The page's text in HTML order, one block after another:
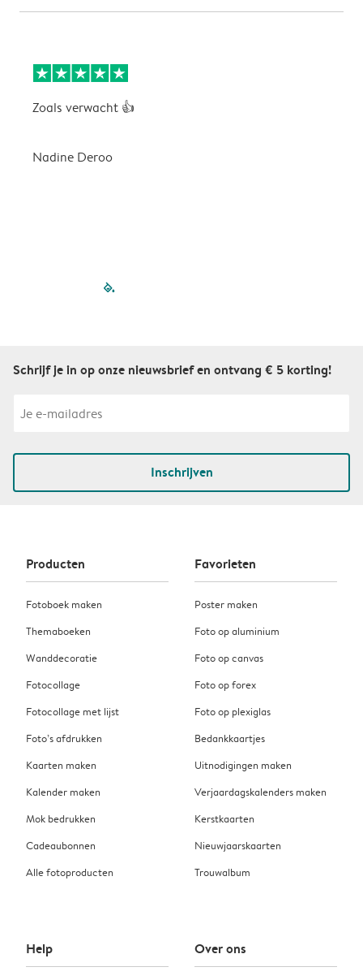
Zoals verwacht 👍
Nadine Deroo
filled-pagination
Schrijf je in op onze nieuwsbrief en ontvang € 5 korting!
Inschrijven
Producten
Fotoboek maken
Themaboeken
Wanddecoratie
Fotocollage
Fotocollage met lijst
Foto’s afdrukken
Kaarten maken
Kalender maken
Mok bedrukken
Cadeaubonnen
Alle fotoproducten
Favorieten
Poster maken
Foto op aluminium
Foto op canvas
Foto op forex
Foto op plexiglas
Bedankkaartjes
Uitnodigingen maken
Verjaardagskalenders maken
Kerstkaarten
Nieuwjaarskaarten
Trouwalbum
Help Over ons